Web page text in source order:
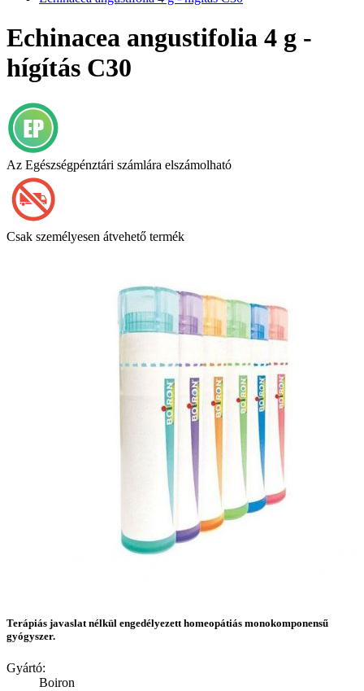
Echinacea angustifolia 4 g -
hígítás C30
Az Egészségpénztári számlára elszámolható
Csak személyesen átvehető termék
Terápiás javaslat nélkül engedélyezett homeopátiás monokomponensű
gyógyszer.
Gyártó:
Boiron